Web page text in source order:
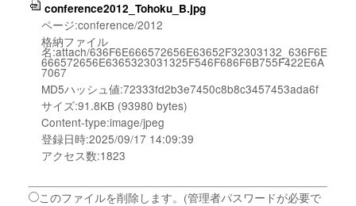
conference2012_Tohoku_B.jpg
ページ:conference/2012
格納ファイル
名:attach/636F6E666572656E63652F32303132_636F6E
666572656E6365323031325F546F686F6B755F422E6A
7067
MD5ハッシュ値:72333fd2b3e7450c8b8c3457453ada6f
サイズ:91.8KB (93980 bytes)
Content-type:image/jpeg
登録日時:2025/09/17 14:09:39
アクセス数:1823
このファイルを削除します。(管理者パスワードが必要で